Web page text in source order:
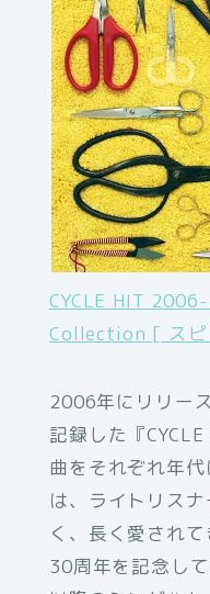
CYCLE HIT
Collection [ スピ
2006年にリリー
記録した『
曲をそれぞれ年
は、ライトリス
く、長く愛され
30周年を記念し